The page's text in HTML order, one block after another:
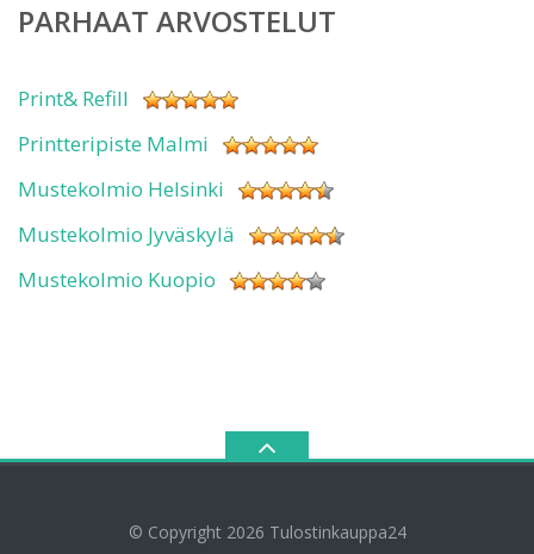
PARHAAT ARVOSTELUT
Print& Refill
Printteripiste Malmi
Mustekolmio Helsinki
Mustekolmio Jyväskylä
Mustekolmio Kuopio
© Copyright 2026 Tulostinkauppa24